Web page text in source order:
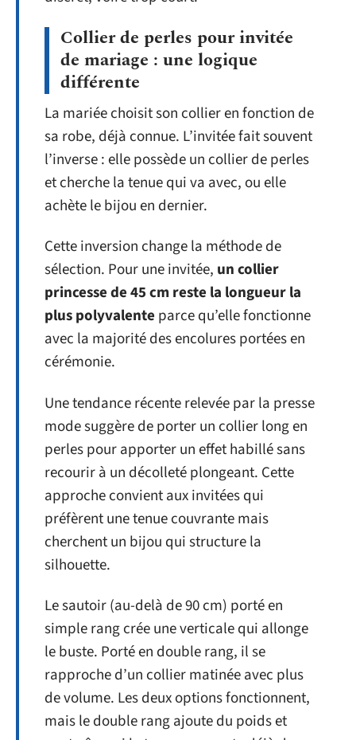
Collier de perles pour invitée
de mariage : une logique
différente
La mariée choisit son collier en fonction de
sa robe, déjà connue. L’invitée fait souvent
l’inverse : elle possède un collier de perles
et cherche la tenue qui va avec, ou elle
achète le bijou en dernier.
Cette inversion change la méthode de
sélection. Pour une invitée, un collier
princesse de 45 cm reste la longueur la
plus polyvalente parce qu’elle fonctionne
avec la majorité des encolures portées en
cérémonie.
Une tendance récente relevée par la presse
mode suggère de porter un collier long en
perles pour apporter un effet habillé sans
recourir à un décolleté plongeant. Cette
approche convient aux invitées qui
préfèrent une tenue couvrante mais
cherchent un bijou qui structure la
silhouette.
Le sautoir (au-delà de 90 cm) porté en
simple rang crée une verticale qui allonge
le buste. Porté en double rang, il se
rapproche d’un collier matinée avec plus
de volume. Les deux options fonctionnent,
mais le double rang ajoute du poids et